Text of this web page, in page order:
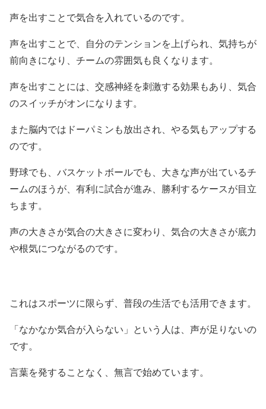
声を出すことで気合を入れているのです。
声を出すことで、自分のテンションを上げられ、気持ちが
前向きになり、チームの雰囲気も良くなります。
声を出すことには、交感神経を刺激する効果もあり、気合
のスイッチがオンになります。
また脳内ではドーパミンも放出され、やる気もアップする
のです。
野球でも、バスケットボールでも、大きな声が出ているチ
ームのほうが、有利に試合が進み、勝利するケースが目立
ちます。
声の大きさが気合の大きさに変わり、気合の大きさが底力
や根気につながるのです。
これはスポーツに限らず、普段の生活でも活用できます。
「なかなか気合が入らない」という人は、声が足りないの
です。
言葉を発することなく、無言で始めています。